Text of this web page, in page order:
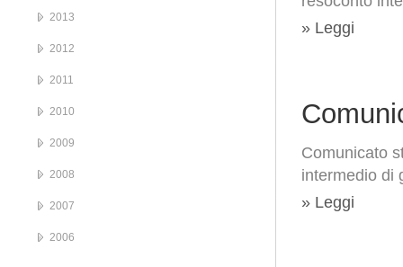
» Leggi
Comunicato
intermedio di
» Leggi
2013
2012
2011
2010
2009
2008
2007
2006